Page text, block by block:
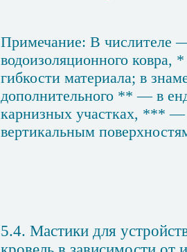
Примечание: В числителе
водоизоляционного ковра,
гибкости материала; в
дополнительного ** — в
карнизных участках, ***
вертикальным
5.4. Мастики для